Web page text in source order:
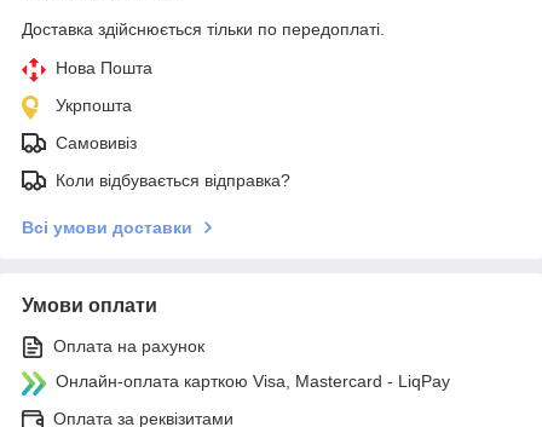
Доставка здійснюється тільки по передоплаті.
Нова Пошта
Укрпошта
Самовивіз
Коли відбувається відправка?
Всі умови доставки
Умови оплати
Оплата на рахунок
Онлайн-оплата карткою Visa, Mastercard - LiqPay
Оплата за реквізитами